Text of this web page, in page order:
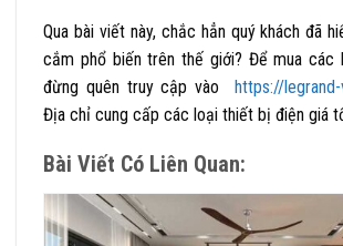
Qua bài viết này, chắc hẳn quý khách đã
cắm phổ biến trên thế giới? Để mua các
đừng quên truy cập vào
https://
Địa chỉ cung cấp các loại thiết bị điện giá
Bài Viết Có Liên Quan: